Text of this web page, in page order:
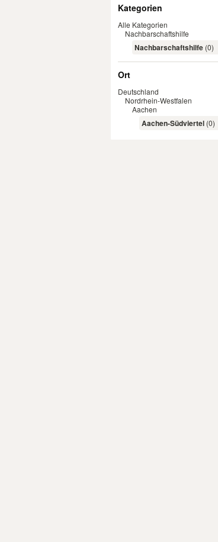
Kategorien
Alle Kategorien
Nachbarschaftshilfe
Nachbarschaftshilfe (0)
Ort
Deutschland
Nordrhein-Westfalen
Aachen
Aachen-Südviertel (0)